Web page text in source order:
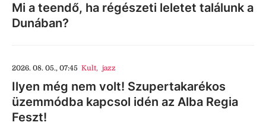
Mi a teendő, ha régészeti leletet találunk a
Dunában?
2026. 08. 05., 07:45 Kult, jazz
Ilyen még nem volt! Szupertakarékos
üzemmódba kapcsol idén az Alba Regia
Feszt!